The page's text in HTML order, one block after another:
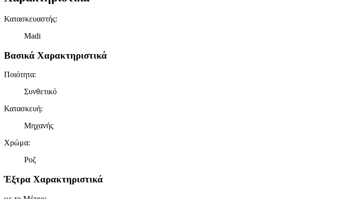
Κατασκευαστής:
Madi
Βασικά Χαρακτηριστικά
Ποιότητα:
Συνθετικό
Κατασκευή:
Μηχανής
Χρώμα:
Ροζ
Έξτρα Χαρακτηριστικά